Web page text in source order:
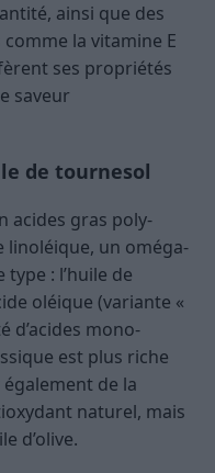
ainsi que des
la vitamine E
ses propriétés
saveur
de tournesol
acides gras poly-
linoléique, un oméga-
: l’huile de
oléique (variante «
d’acides mono-
est plus riche
de la
naturel, mais
d’olive.